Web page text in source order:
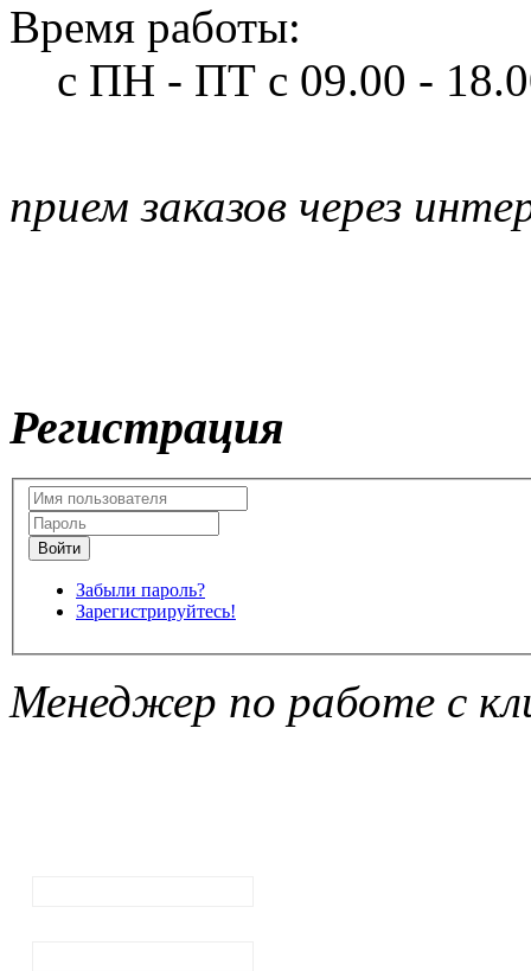
Время работы:
с ПН - ПТ с 09.00 -
прием заказов через
Регистрация
Забыли пароль?
Зарегистрируйтесь!
Менеджер по работе с